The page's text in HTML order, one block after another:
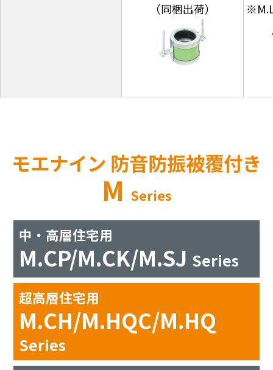
（同梱出荷）
モエナイン 防音防振被覆付き
M Series
中・高層住宅用
M.CP/M.CK/M.SJ Series
超高層住宅用
M.CH/M.HQC/M.HQ
Series